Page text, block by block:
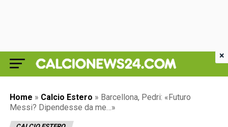
Home » Calcio Estero » Barcellona, Pedri: «Futuro
Messi? Dipendesse da me…»
×